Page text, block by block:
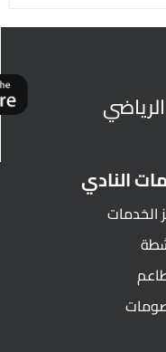
النادي
الخدمات